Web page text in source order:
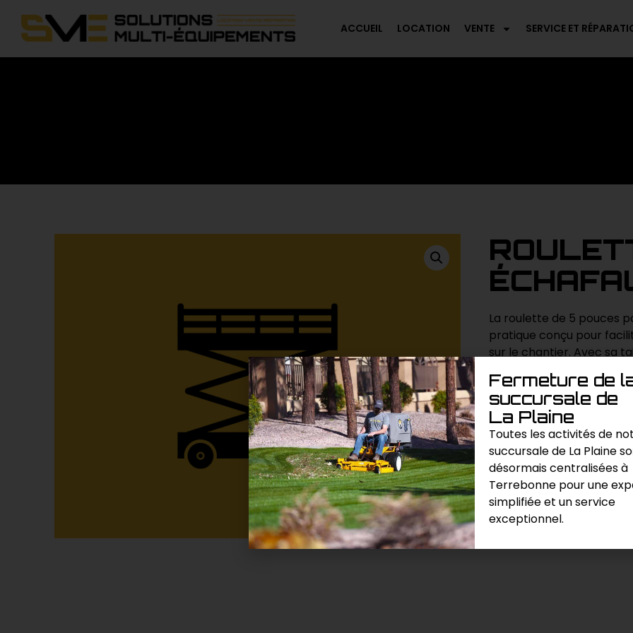
ACCUEIL LOCATION VENTE SERVICE ET
La roulette de 5 pouces
pratique conçu pour
sur le chantier. Avec sa
roulette offre une
facilement
Demande de prix
Catégories : Échafaudage,
Fermeture de
succursale de
La Plaine
Toutes les activités de
succursale de La Plaine
désormais centralisées à
Terrebonne pour une
simplifiée et un service
exceptionnel.